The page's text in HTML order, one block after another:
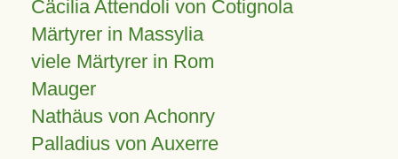
Cäcilia Attendoli von Cotignola
Märtyrer in Massylia
viele Märtyrer in Rom
Mauger
Nathäus von Achonry
Palladius von Auxerre